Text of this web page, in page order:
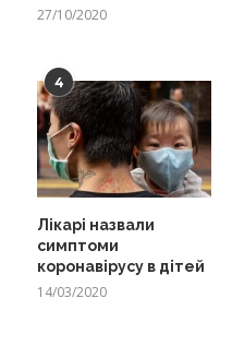
27/10/2020
4
Лікарі назвали
симптоми
коронавірусу в дітей
14/03/2020